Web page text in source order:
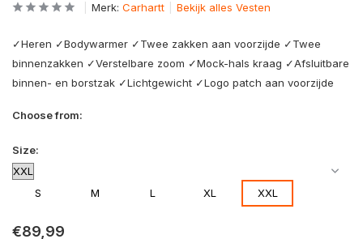
Merk: Carhartt Bekijk alles Vesten
✓Heren ✓Bodywarmer ✓Twee zakken aan voorzijde ✓Twee
binnenzakken ✓Verstelbare zoom ✓Mock-hals kraag ✓Afsluitbare
binnen- en borstzak ✓Lichtgewicht ✓Logo patch aan voorzijde
Choose from:
Size:
S M L XL XXL
€89,99